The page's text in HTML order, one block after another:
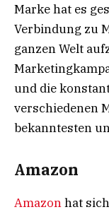
Marke hat es
Verbindung zu
ganzen Welt
und die
verschiedenen
bekanntesten
Amazon
Amazonhat